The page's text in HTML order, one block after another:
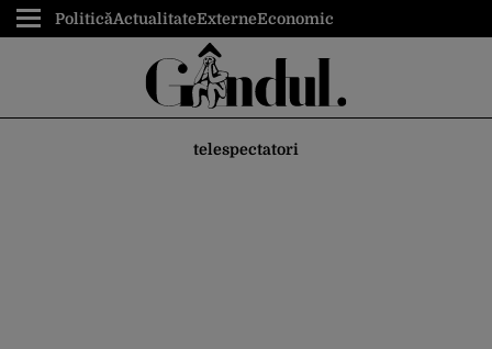
PoliticăActualitateExterneEconomic
telespectatori